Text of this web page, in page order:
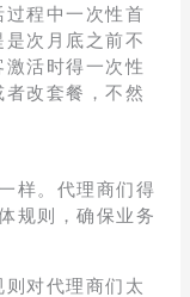
程中一次性首
次月底之前不
活时得一次性
改套餐，不然
样。代理商们得
规则，确保业务
对代理商们太